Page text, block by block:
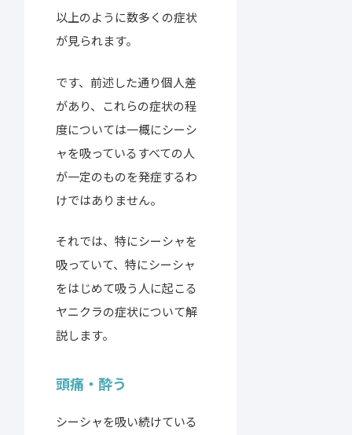
以上のように数多くの症状
が見られます。
です、前述した通り個人差
があり、これらの症状の程
度については一概にシーシ
ャを吸っているすべての人
が一定のものを発症するわ
けではありません。
それでは、特にシーシャを
吸っていて、特にシーシャ
をはじめて吸う人に起こる
ヤニクラの症状について解
説します。
頭痛・酔う
シーシャを吸い続けている